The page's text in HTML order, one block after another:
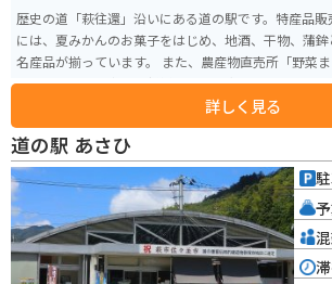
歴史の道「萩往還」沿いにある道の駅です。特産品販
には、夏みかんのお菓子をはじめ、地酒、干物、蒲
名産品が揃っています。 また、農産物直売所「野菜まぁと」では、萩産の特
産野菜や果物を中心に新鮮なものを直売しています
いっぱいの道の駅です。「見蘭牛 ダイニング玄」「
う御食事処があり、夏蜜柑ソフトなどのテイクアウ
敷地内にある「松陰記念館」では、吉田松陰が全国を
や、松下村塾を再現したコーナーなどが展示されてい
吉田松陰や高杉晋作、木戸孝允など、幕末の志士た
詳しく見る
道の駅 あさひ